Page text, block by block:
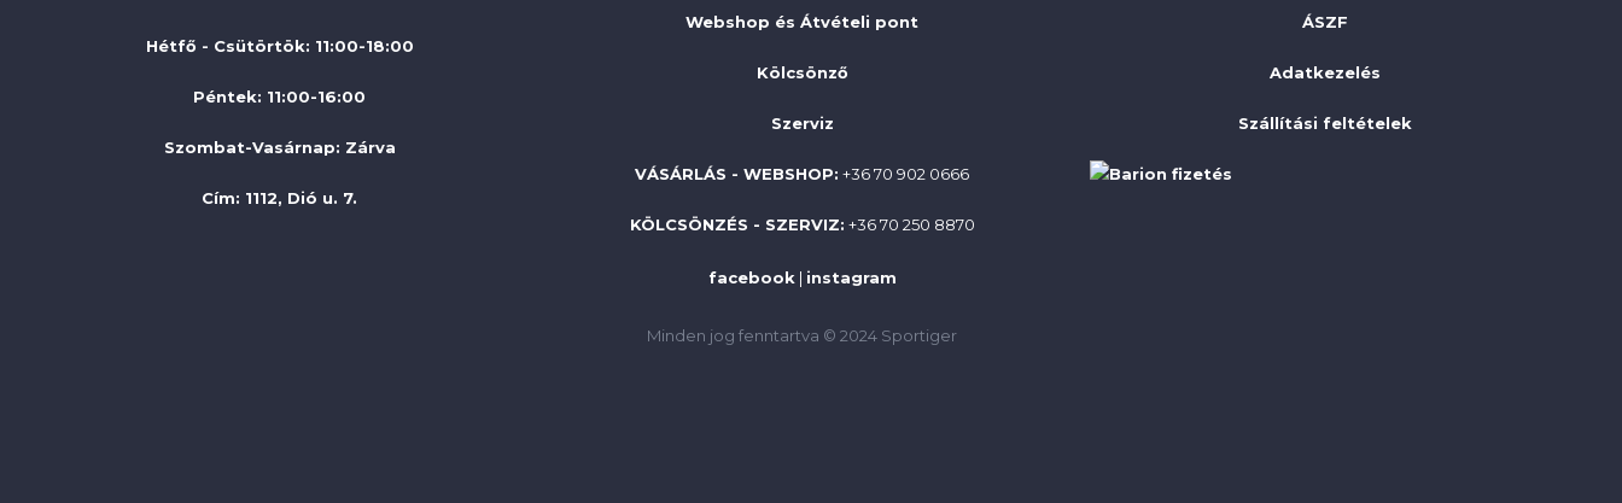
Hétfő - Csütörtök: 11:00-18:00
Péntek: 11:00-16:00
Szombat-Vasárnap: Zárva
Cím: 1112, Dió u. 7.
Webshop és Átvételi pont
Kölcsönző
Szerviz
VÁSÁRLÁS - WEBSHOP: +36 70 902 0666
KÖLCSÖNZÉS - SZERVIZ: +36 70 250 8870
ÁSZF
Adatkezelés
Szállítási feltételek
facebook| instagram
Minden jog fenntartva © 2024 Sportiger